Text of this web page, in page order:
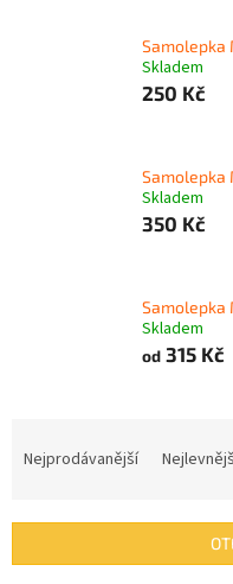
Samolepka
Skladem
250 Kč
Samolepka
Skladem
350 Kč
Samolepka
Skladem
od 315 Kč
í
Nejprodávanější